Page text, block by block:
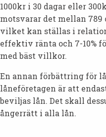
1000kr i 30 dagar eller
motsvarar det mellan
vilket kan ställas i
effektiv ränta och 7-10%
med bäst villkor.
En annan förbättring för
låneföretagen är att
beviljas lån. Det skall
ångerrätt i alla lån.